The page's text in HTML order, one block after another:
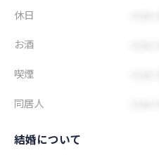
休日
お酒
喫煙
同居人
結婚について